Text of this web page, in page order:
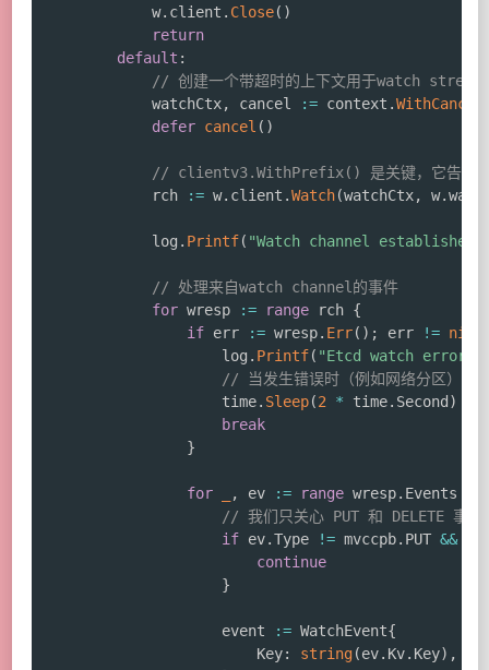
			w
. client . Close( )
return
default :
// 创建一个带超时的上下文用于watch stream
			watchCtx
, cancel := context .WithCancel
defer cancel ( )
// clientv3.WithPrefix() 是关键，它告诉
			rch
:= w. client .Watch(watchCtx, w.
			log
. Printf( "Watch channel
// 处理来自watch channel的事件
for wresp := range rch {
if err := wresp. Err( ) ; err != nil
					log
. Printf( "Etcd watch error:
// 当发生错误时（例如网络分区），
					time
. Sleep(2 * time. Second )
break
}
for , ev := range wresp. Events
// 我们只关心 PUT 和 DELETE 事件
if ev.Type != mvccpb. PUT && ev
continue
}
					event
:= WatchEvent{
						Key
: string(ev. Kv. Key) ,